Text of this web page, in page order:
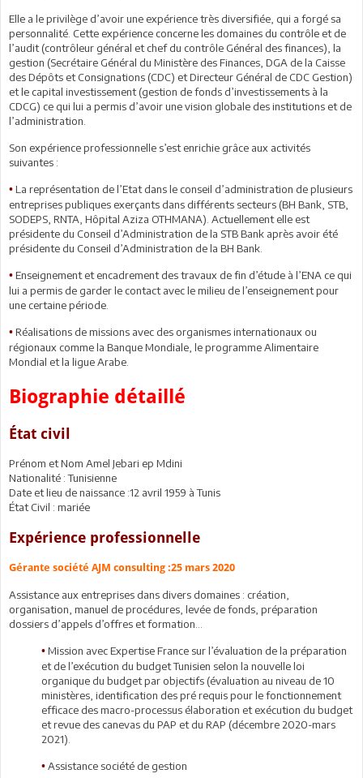
Elle a le privilège d’avoir une expérience très diversifiée, qui a forgé sa
personnalité. Cette expérience concerne les domaines du contrôle et de
l’audit (contrôleur général et chef du contrôle Général des finances), la
gestion (Secrétaire Général du Ministère des Finances, DGA de la Caisse
des Dépôts et Consignations (CDC) et Directeur Général de CDC Gestion)
et le capital investissement (gestion de fonds d’investissements à la
CDCG) ce qui lui a permis d’avoir une vision globale des institutions et de
l’administration.
Son expérience professionnelle s’est enrichie grâce aux activités
suivantes :
• La représentation de l’Etat dans le conseil d’administration de plusieurs
entreprises publiques exerçants dans différents secteurs (BH Bank, STB,
SODEPS, RNTA, Hôpital Aziza OTHMANA). Actuellement elle est
présidente du Conseil d’Administration de la STB Bank après avoir été
présidente du Conseil d’Administration de la BH Bank.
• Enseignement et encadrement des travaux de fin d’étude à l’ENA ce qui
lui a permis de garder le contact avec le milieu de l’enseignement pour
une certaine période.
• Réalisations de missions avec des organismes internationaux ou
régionaux comme la Banque Mondiale, le programme Alimentaire
Mondial et la ligue Arabe.
Biographie détaillé
État civil
Prénom et Nom Amel Jebari ep Mdini
Nationalité : Tunisienne
Date et lieu de naissance :12 avril 1959 à Tunis
État Civil : mariée
Expérience professionnelle
Gérante société AJM consulting :25 mars 2020
Assistance aux entreprises dans divers domaines : création,
organisation, manuel de procédures, levée de fonds, préparation
dossiers d’appels d’offres et formation…
• Mission avec Expertise France sur l’évaluation de la préparation
et de l’exécution du budget Tunisien selon la nouvelle loi
organique du budget par objectifs (évaluation au niveau de 10
ministères, identification des pré requis pour le fonctionnement
efficace des macro-processus élaboration et exécution du budget
et revue des canevas du PAP et du RAP (décembre 2020-mars
2021).
• Assistance société de gestion